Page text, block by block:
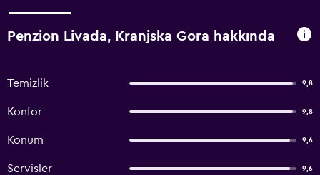
Penzion Livada, Kranjska Gora hakkında
Temizlik 9,8
Konfor 9,8
Konum 9,6
Servisler 9,6